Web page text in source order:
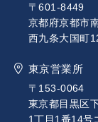
〒601-8449
京都府京都市
西九条大国町
東京営業所
〒153-0064
東京都目黒区
1丁目1番14号